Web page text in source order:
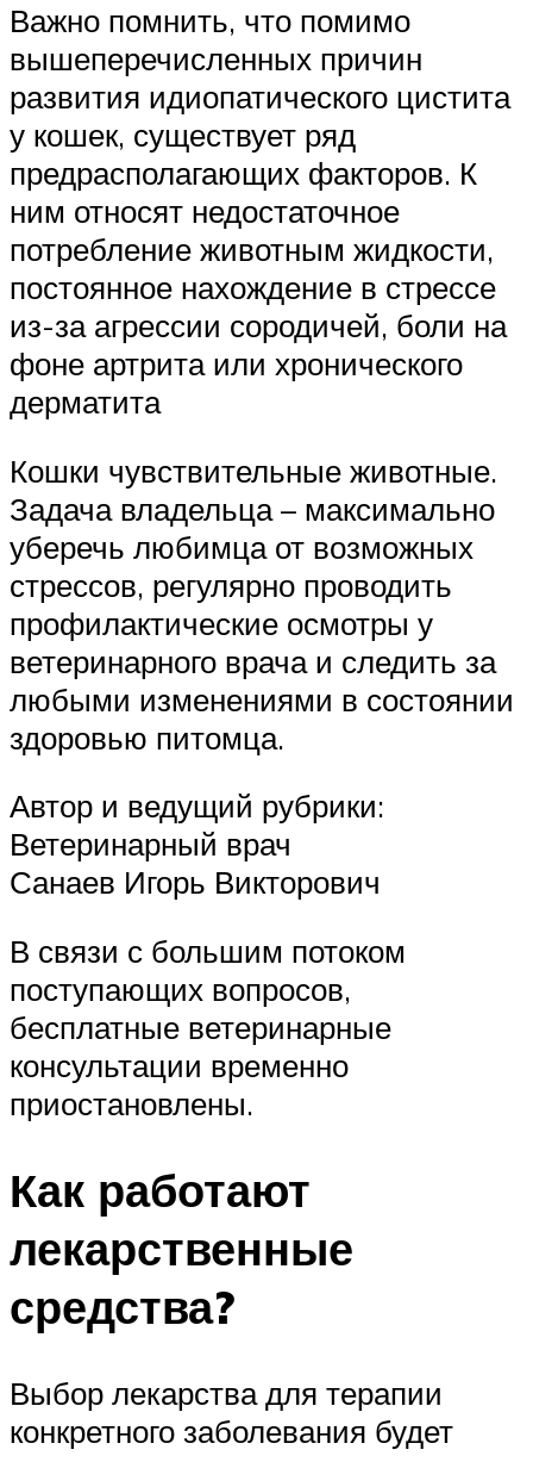
Важно помнить, что помимо
вышеперечисленных причин
развития идиопатического цистита
у кошек, существует ряд
предрасполагающих факторов. К
ним относят недостаточное
потребление животным жидкости,
постоянное нахождение в стрессе
из-за агрессии сородичей, боли на
фоне артрита или хронического
дерматита
Кошки чувствительные животные.
Задача владельца – максимально
уберечь любимца от возможных
стрессов, регулярно проводить
профилактические осмотры у
ветеринарного врача и следить за
любыми изменениями в состоянии
здоровью питомца.
Автор и ведущий рубрики:
Ветеринарный врач
Санаев Игорь Викторович
В связи с большим потоком
поступающих вопросов,
бесплатные ветеринарные
консультации временно
приостановлены.
Как работают
лекарственные
средства?
Выбор лекарства для терапии
конкретного заболевания будет